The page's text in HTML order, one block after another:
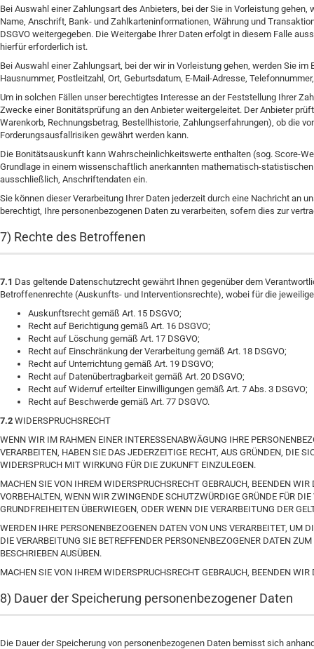
Bei Auswahl einer Zahlungsart des Anbieters, bei der Sie in Vorleistung
Name, Anschrift, Bank- und Zahlkarteninformationen, Währung und
DSGVO weitergegeben. Die Weitergabe Ihrer Daten erfolgt in diesem Falle
hierfür erforderlich ist.
Bei Auswahl einer Zahlungsart, bei der wir in Vorleistung gehen, werden Sie
Hausnummer, Postleitzahl, Ort, Geburtsdatum, E-Mail-Adresse,
Um in solchen Fällen unser berechtigtes Interesse an der Feststellung Ihrer
Zwecke einer Bonitätsprüfung an den Anbieter weitergeleitet. Der Anbieter
Warenkorb, Rechnungsbetrag, Bestellhistorie, Zahlungserfahrungen), ob die
Forderungsausfallrisiken gewährt werden kann.
Die Bonitätsauskunft kann Wahrscheinlichkeitswerte enthalten (sog. Score-
Grundlage in einem wissenschaftlich anerkannten mathematisch-
ausschließlich, Anschriftendaten ein.
Sie können dieser Verarbeitung Ihrer Daten jederzeit durch eine Nachricht an
berechtigt, Ihre personenbezogenen Daten zu verarbeiten, sofern dies zur
7) Rechte des Betroffenen
7.1 Das geltende Datenschutzrecht gewährt Ihnen gegenüber dem
Betroffenenrechte (Auskunfts- und Interventionsrechte), wobei für die
Auskunftsrecht gemäß Art. 15 DSGVO;
Recht auf Berichtigung gemäß Art. 16 DSGVO;
Recht auf Löschung gemäß Art. 17 DSGVO;
Recht auf Einschränkung der Verarbeitung gemäß Art. 18 DSGVO;
Recht auf Unterrichtung gemäß Art. 19 DSGVO;
Recht auf Datenübertragbarkeit gemäß Art. 20 DSGVO;
Recht auf Widerruf erteilter Einwilligungen gemäß Art. 7 Abs. 3 DSGVO;
Recht auf Beschwerde gemäß Art. 77 DSGVO.
7.2 WIDERSPRUCHSRECHT
WENN WIR IM RAHMEN EINER INTERESSENABWÄGUNG IHRE
VERARBEITEN, HABEN SIE DAS JEDERZEITIGE RECHT, AUS GRÜNDEN, DIE
WIDERSPRUCH MIT WIRKUNG FÜR DIE ZUKUNFT EINZULEGEN.
MACHEN SIE VON IHREM WIDERSPRUCHSRECHT GEBRAUCH, BEENDEN
VORBEHALTEN, WENN WIR ZWINGENDE SCHUTZWÜRDIGE GRÜNDE FÜR
GRUNDFREIHEITEN ÜBERWIEGEN, ODER WENN DIE VERARBEITUNG DER
WERDEN IHRE PERSONENBEZOGENEN DATEN VON UNS VERARBEITET, UM
DIE VERARBEITUNG SIE BETREFFENDER PERSONENBEZOGENER DATEN
BESCHRIEBEN AUSÜBEN.
MACHEN SIE VON IHREM WIDERSPRUCHSRECHT GEBRAUCH, BEENDEN
8) Dauer der Speicherung personenbezogener Daten
Die Dauer der Speicherung von personenbezogenen Daten bemisst sich